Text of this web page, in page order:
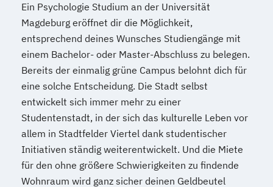
Ein Psychologie Studium an der Universität
Magdeburg eröffnet dir die Möglichkeit,
entsprechend deines Wunsches Studiengänge mit
einem Bachelor- oder Master-Abschluss zu belegen.
Bereits der einmalig grüne Campus belohnt dich für
eine solche Entscheidung. Die Stadt selbst
entwickelt sich immer mehr zu einer
Studentenstadt, in der sich das kulturelle Leben vor
allem in Stadtfelder Viertel dank studentischer
Initiativen ständig weiterentwickelt. Und die Miete
für den ohne größere Schwierigkeiten zu findende
Wohnraum wird ganz sicher deinen Geldbeutel